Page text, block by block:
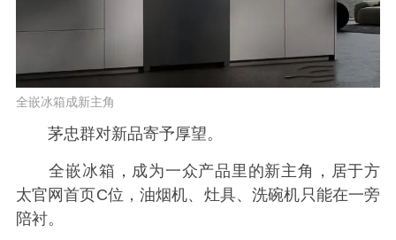
全嵌冰箱成新主角
茅忠群对新品寄予厚望。
全嵌冰箱，成为一众产品里的新主角，居于方
太官网首页C位，油烟机、灶具、洗碗机只能在一旁
陪衬。